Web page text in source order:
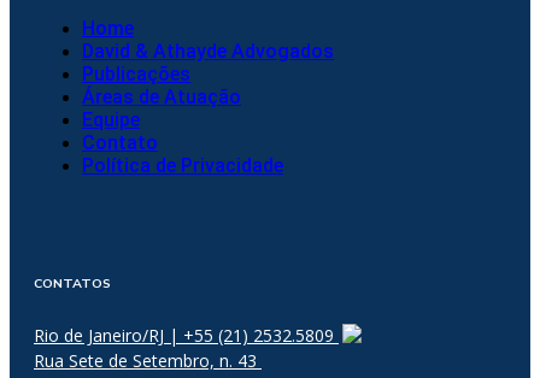
Home
David & Athayde Advogados
Publicações
Áreas de Atuação
Equipe
Contato
Política de Privacidade
CONTATOS
Rio de Janeiro/RJ | +55 (21) 2532.5809
Rua Sete de Setembro, n. 43